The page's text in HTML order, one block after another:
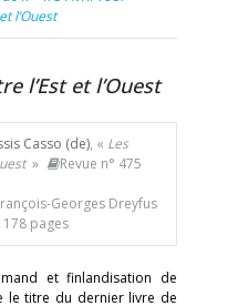
l’Ouest
l’Est et l’Ouest
Casso (de), « Les
»
Revue n° 475
Georges Dreyfus
pages
et finlandisation de
le titre du dernier livre de